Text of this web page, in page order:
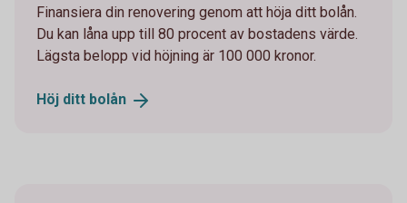
Finansiera din renovering genom att höja ditt bolån.
Du kan låna upp till 80 procent av bostadens värde.
Lägsta belopp vid höjning är 100 000 kronor.
Höj ditt bolån